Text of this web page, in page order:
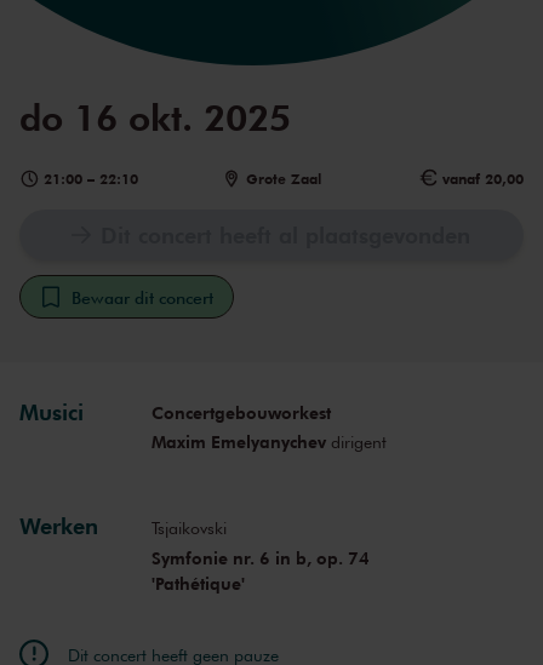
do 16 okt. 2025
21:00 – 22:10 Grote Zaal vanaf 20,00
Bewaar dit concert
Musici
Concertgebouworkest
Maxim Emelyanychevdirigent
Werken Tsjaikovski
Symfonie nr. 6 in b, op. 74
'Pathétique'
Dit concert heeft geen pauze